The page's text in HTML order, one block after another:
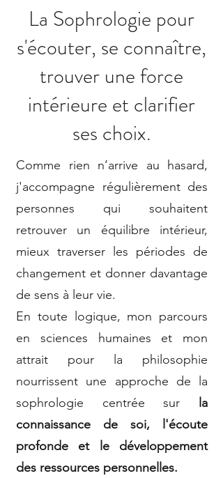
La Sophrologie pour
s'écouter, se connaître,
trouver une force
intérieure et clarifier
ses choix.
Comme rien n’arrive au hasard,
j'accompagne régulièrement des
personnes qui souhaitent
retrouver un équilibre intérieur,
mieux traverser les périodes de
changement et donner davantage
de sens à leur vie.
En toute logique, mon parcours
en sciences humaines et mon
attrait pour la philosophie
nourrissent une approche de la
sophrologie centrée sur
la
connaissance de soi, l'écoute
profonde et le développement
des ressources personnelles.